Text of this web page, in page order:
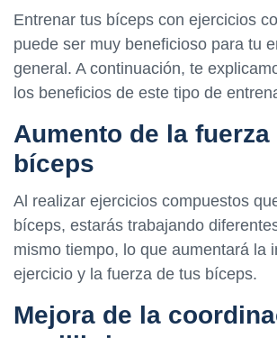
Entrenar tus bíceps con ejercicios
puede ser muy beneficioso para tu
general. A continuación, te
los beneficios de este tipo de
Aumento de la fuerza
bíceps
Al realizar ejercicios compuestos
bíceps, estarás trabajando
mismo tiempo, lo que aumentará la
ejercicio y la fuerza de tus bíceps.
Mejora de la